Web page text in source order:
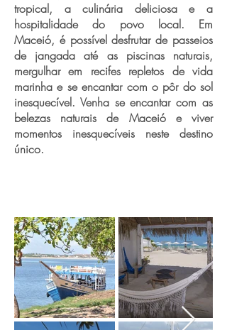
tropical, a culinária deliciosa e a
hospitalidade do povo local. Em
Maceió, é possível desfrutar de passeios
de jangada até as piscinas naturais,
mergulhar em recifes repletos de vida
marinha e se encantar com o pôr do sol
inesquecível. Venha se encantar com as
belezas naturais de Maceió e viver
momentos inesquecíveis neste destino
único.